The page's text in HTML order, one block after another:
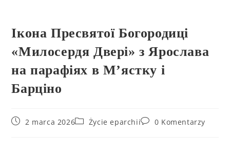
Ікона Пресвятої Богородиці
«Милосердя Двері» з Ярослава
на парафіях в М’ястку і
Барціно
2 marca 2026 Życie eparchii 0 Komentarzy